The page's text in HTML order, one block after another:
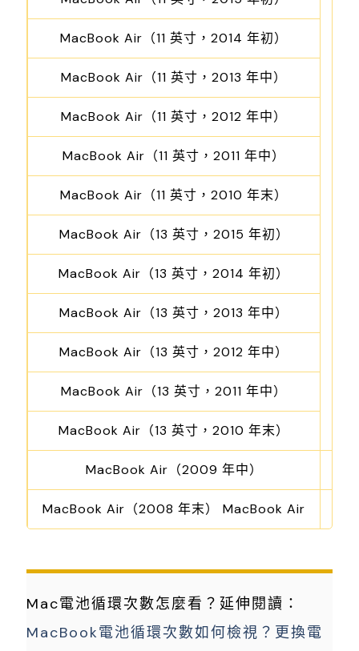
MacBook Air（11 英寸，2014 年初）
MacBook Air（11 英寸，2013 年中）
MacBook Air（11 英寸，2012 年中）
MacBook Air（11 英寸，2011 年中）
MacBook Air（11 英寸，2010 年末）
MacBook Air（13 英寸，2015 年初）
MacBook Air（13 英寸，2014 年初）
MacBook Air（13 英寸，2013 年中）
MacBook Air（13 英寸，2012 年中）
MacBook Air（13 英寸，2011 年中）
MacBook Air（13 英寸，2010 年末）
MacBook Air（2009 年中）
MacBook Air（2008 年末） MacBook Air
Mac電池循環次數怎麼看？延伸閱讀：
MacBook電池循環次數如何檢視？更換電